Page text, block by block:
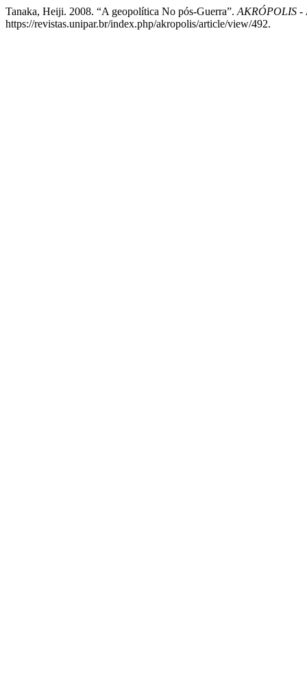
Tanaka, Heiji. 2008. “A geopolítica No pós-Guerra”. AKRÓPOLIS -
https://revistas.unipar.br/index.php/akropolis/article/view/492.